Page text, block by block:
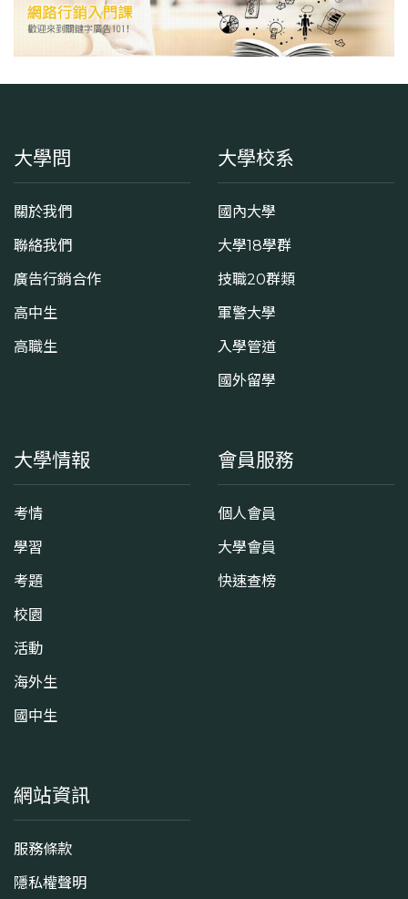
學系地址
臺北市大安區忠孝東路三段1號
大學問
關於我們
聯絡我們
廣告行銷合作
高中生
高職生
大學校系
國內大學
大學18學群
技職20群類
軍警大學
入學管道
國外留學
大學情報
考情
學習
考題
校園
活動
海外生
國中生
會員服務
個人會員
大學會員
快速查榜
網站資訊
服務條款
隱私權聲明